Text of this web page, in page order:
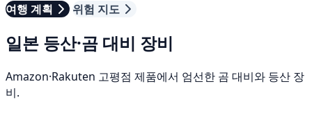
여행 계획
위험 지도
일본 등산·곰 대비 장비
Amazon·Rakuten 고평점 제품에서 엄선한 곰 대비와 등산 장
비.